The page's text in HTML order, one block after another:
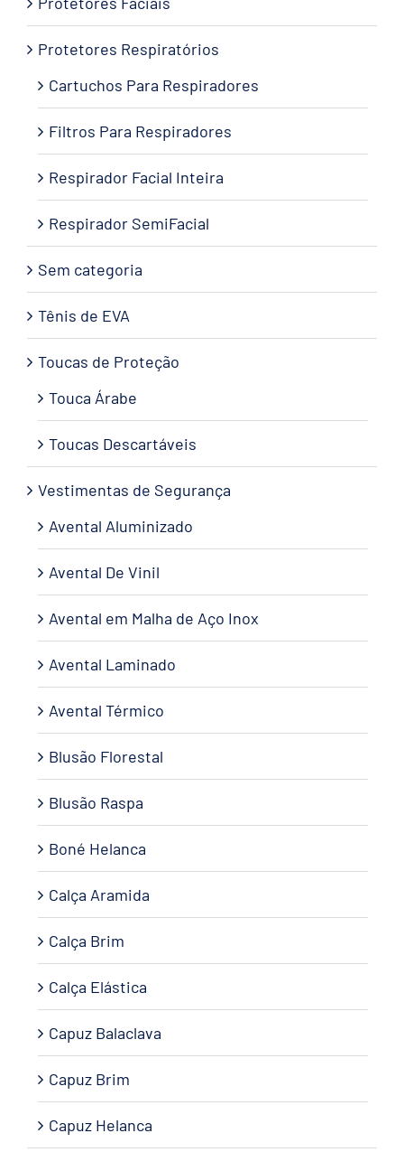
Protetores Respiratórios
Cartuchos Para Respiradores
Filtros Para Respiradores
Respirador Facial Inteira
Respirador SemiFacial
Sem categoria
Tênis de EVA
Toucas de Proteção
Touca Árabe
Toucas Descartáveis
Vestimentas de Segurança
Avental Aluminizado
Avental De Vinil
Avental em Malha de Aço Inox
Avental Laminado
Avental Térmico
Blusão Florestal
Blusão Raspa
Boné Helanca
Calça Aramida
Calça Brim
Calça Elástica
Capuz Balaclava
Capuz Brim
Capuz Helanca